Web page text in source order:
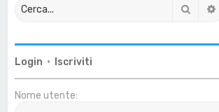
Cerca
Login • Iscriviti
Nome utente: